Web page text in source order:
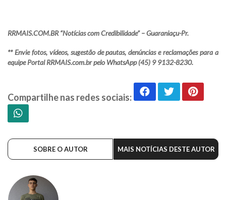
RRMAIS.COM.BR “Notícias com Credibilidade” – Guaraniaçu-Pr.
** Envie fotos, vídeos, sugestão de pautas, denúncias e reclamações para a
equipe Portal RRMAIS.com.br pelo WhatsApp (45) 9 9132-8230.
Compartilhe nas redes sociais:
SOBRE O AUTOR MAIS NOTÍCIAS DESTE AUTOR